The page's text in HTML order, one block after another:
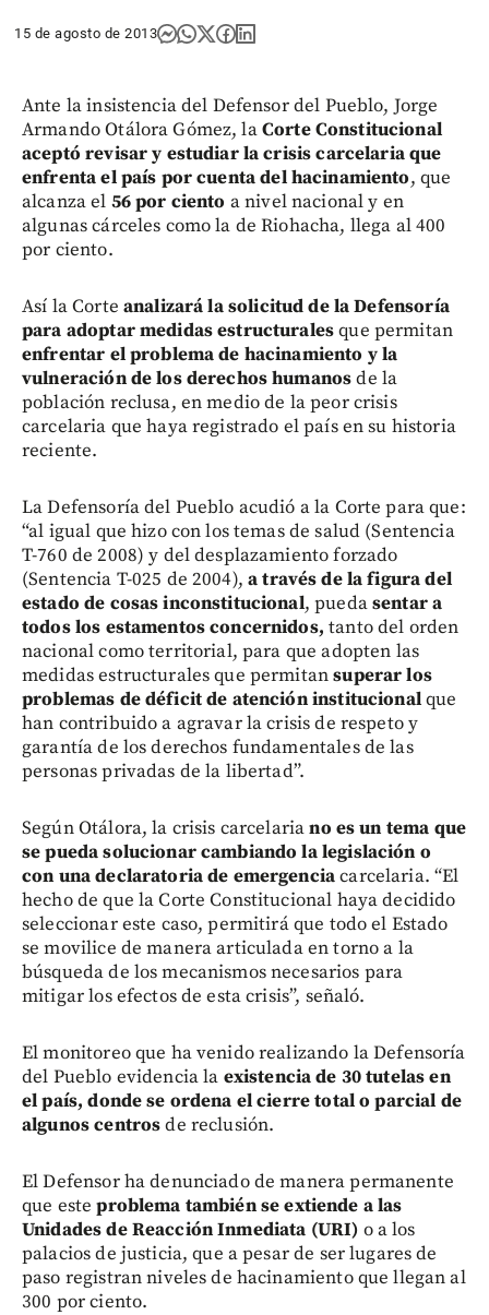
15 de agosto de 2013
Ante la insistencia del Defensor del Pueblo, Jorge
Armando Otálora Gómez, laCorte Constitucional
aceptó revisar y estudiar la crisis carcelariaque
enfrenta el país por cuenta del hacinamiento, que
alcanza el 56 por ciento a nivel nacional y en
algunas cárceles como la de Riohacha, llega al 400
por ciento.
Así la Corte analizará la solicitud de la Defensoría
para adoptar medidas estructuralesque permitan
enfrentar el problema de hacinamiento y la
vulneración de los derechos humanosde la
población reclusa, en medio de la peor crisis
carcelaria que haya registrado el país en su historia
reciente.
La Defensoría del Pueblo acudió a la Corte para que:
“al igual que hizo con los temas de salud (Sentencia
T-760 de 2008) y del desplazamiento forzado
(Sentencia T-025 de 2004),a través de la figura del
estado de cosas inconstitucional, puedasentar a
todos los estamentos concernidos, tanto del orden
nacional como territorial, para que adopten las
medidas estructurales que permitansuperar los
problemas de déficit de atención institucionalque
han contribuido a agravar la crisis de respeto y
garantía de los derechos fundamentales de las
personas privadas de la libertad”.
Según Otálora, la crisis carcelariano es un tema que
se pueda solucionar cambiando la legislación o
con una declaratoria de emergenciacarcelaria. “El
hecho de que la Corte Constitucional haya decidido
seleccionar este caso, permitirá que todo el Estado
se movilice de manera articulada en torno a la
búsqueda de los mecanismos necesarios para
mitigar los efectos de esta crisis”, señaló.
El monitoreo que ha venido realizando la Defensoría
del Pueblo evidencia la existencia de 30 tutelas en
el país, donde se ordena el cierre total o parcial de
algunos centrosde reclusión.
El Defensor ha denunciado de manera permanente
que esteproblema también se extiende a las
Unidades de Reacción Inmediata (URI) o a los
palacios de justicia, que a pesar de ser lugares de
paso registran niveles de hacinamiento que llegan al
300 por ciento.